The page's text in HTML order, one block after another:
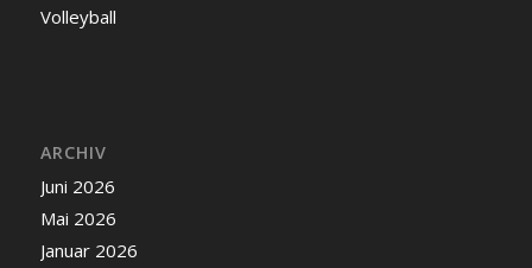
Volleyball
ARCHIV
Juni 2026
Mai 2026
Januar 2026